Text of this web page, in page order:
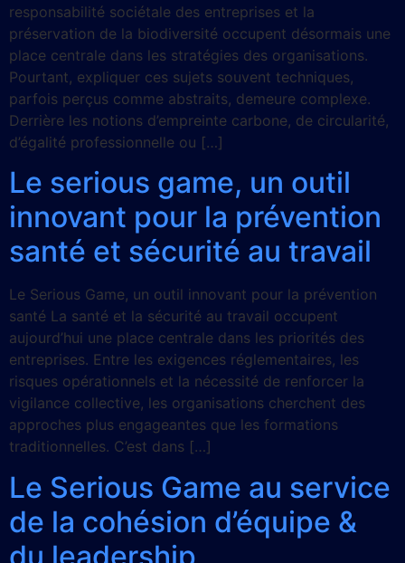
responsabilité sociétale des entreprises et la
préservation de la biodiversité occupent désormais une
place centrale dans les stratégies des organisations.
Pourtant, expliquer ces sujets souvent techniques,
parfois perçus comme abstraits, demeure complexe.
Derrière les notions d’empreinte carbone, de circularité,
d’égalité professionnelle ou […]
Le serious game, un outil
innovant pour la prévention
santé et sécurité au travail
Le Serious Game, un outil innovant pour la prévention
santé La santé et la sécurité au travail occupent
aujourd’hui une place centrale dans les priorités des
entreprises. Entre les exigences réglementaires, les
risques opérationnels et la nécessité de renforcer la
vigilance collective, les organisations cherchent des
approches plus engageantes que les formations
traditionnelles. C’est dans […]
Le Serious Game au service
de la cohésion d’équipe &
du leadership